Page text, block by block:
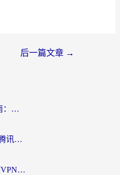
后一篇文章 →
海外党连中国VPN避坑指南：如何选到真正能无缝刷国内资源的加速器？
快帆TV版VPN好用吗？和腾讯VPN对比哪个回国效果更好？海外党必看的真实体验指南
Malus VPN好用吗？和闪疾VPN对比哪个回国效果更好？海外华人的实用避坑指南